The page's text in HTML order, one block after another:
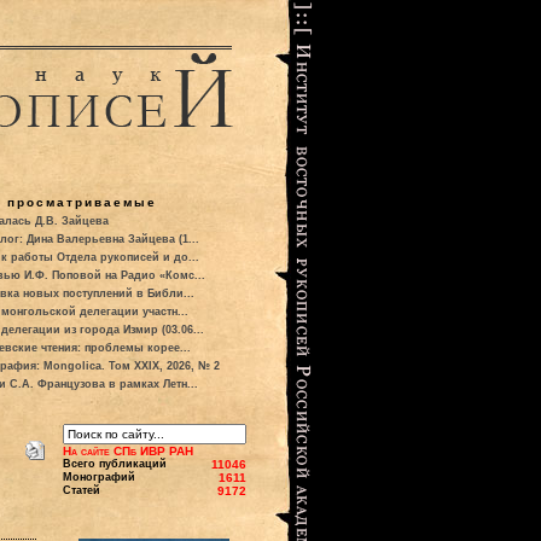
просматриваемые
Д.В. Зайцева
Дина Валерьевна Зайцева (1...
работы Отдела рукописей и до...
И.Ф. Поповой на Радио «Комс...
новых поступлений в Библи...
делегации участн...
из города Измир (03.06...
чтения: проблемы корее...
Mongolica. Том XXIX, 2026, № 2
С.А. Французова в рамках Летн...
На сайте СПб ИВР РАН
Всего публикаций 11046
Монографий 1611
Статей 9172